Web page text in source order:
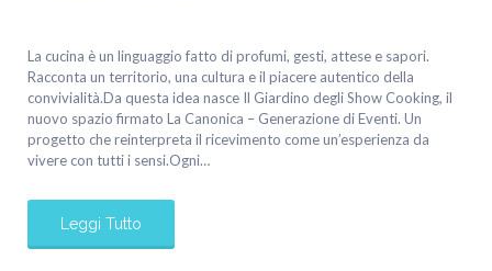
La cucina è un linguaggio fatto di profumi, gesti, attese e sapori.
Racconta un territorio, una cultura e il piacere autentico della
convivialità.Da questa idea nasce Il Giardino degli Show Cooking, il
nuovo spazio firmato La Canonica – Generazione di Eventi. Un
progetto che reinterpreta il ricevimento come un’esperienza da
vivere con tutti i sensi.Ogni…
Leggi Tutto